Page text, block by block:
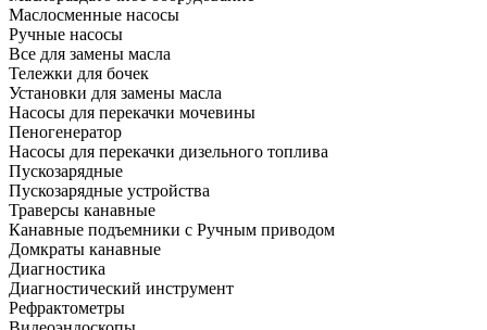
Маслосменные насосы
Ручные насосы
Все для замены масла
Тележки для бочек
Установки для замены масла
Насосы для перекачки мочевины
Пеногенератор
Насосы для перекачки дизельного топлива
Пускозарядные
Пускозарядные устройства
Траверсы канавные
Канавные подъемники с Ручным приводом
Домкраты канавные
Диагностика
Диагностический инструмент
Рефрактометры